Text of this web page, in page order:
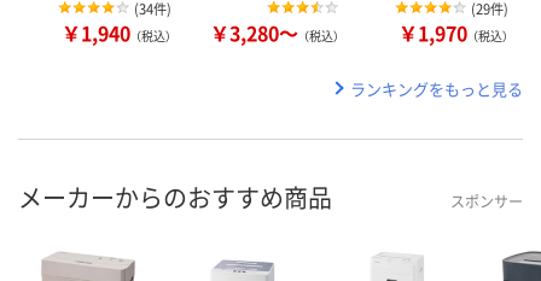
(34件)
￥1,940 （税込） ￥3,280～ （税込）
(29件)
￥1,970 （税込）
ランキングをもっと見る
メーカーからのおすすめ商品 スポンサー